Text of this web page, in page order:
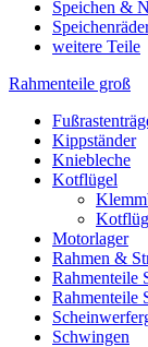
Speichen &
weitere Teile
Rahmenteile groß
Kippständer
Kniebleche
Kotflügel
Motorlager
Rahmen &
Rahmenteile
Rahmenteile
Schwingen